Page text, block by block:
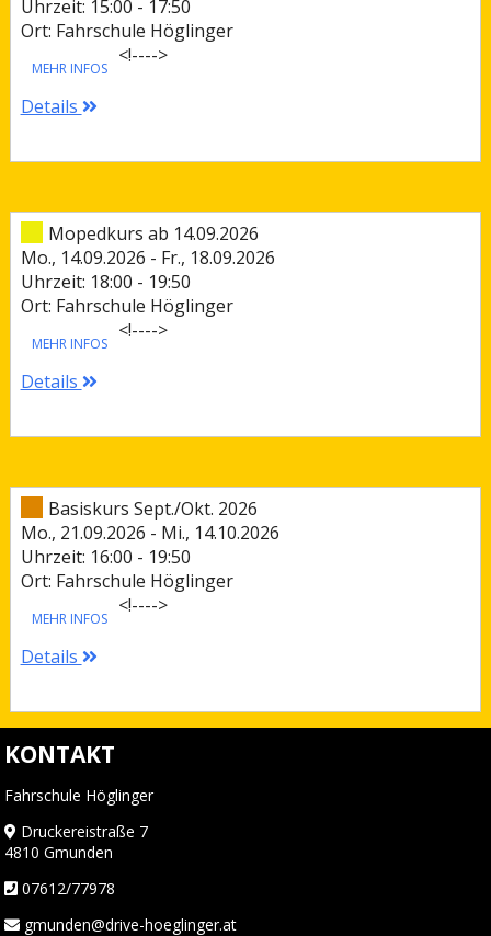
Uhrzeit: 15:00 - 17:50
Ort: Fahrschule Höglinger
<!--
MEHR INFOS
-->
Details
Mopedkurs ab 14.09.2026
Mo., 14.09.2026 - Fr., 18.09.2026
Uhrzeit: 18:00 - 19:50
Ort: Fahrschule Höglinger
<!--
MEHR INFOS
-->
Details
Basiskurs Sept./Okt. 2026
Mo., 21.09.2026 - Mi., 14.10.2026
Uhrzeit: 16:00 - 19:50
Ort: Fahrschule Höglinger
<!--
MEHR INFOS
-->
Details
KONTAKT
Fahrschule Höglinger
Druckereistraße 7
4810 Gmunden
07612/77978
gmunden@drive-hoeglinger.at